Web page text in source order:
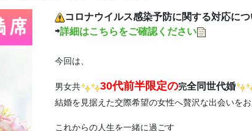
コロナウイルス感染予防に関する対応に
⇨詳細はこちらをご確認ください
今回は、
男女共 30代前半限定の完全同世代婚
結婚を見据えた交際希望の女性へ贅沢な出会いを
これからの人生を一緒に過ごす